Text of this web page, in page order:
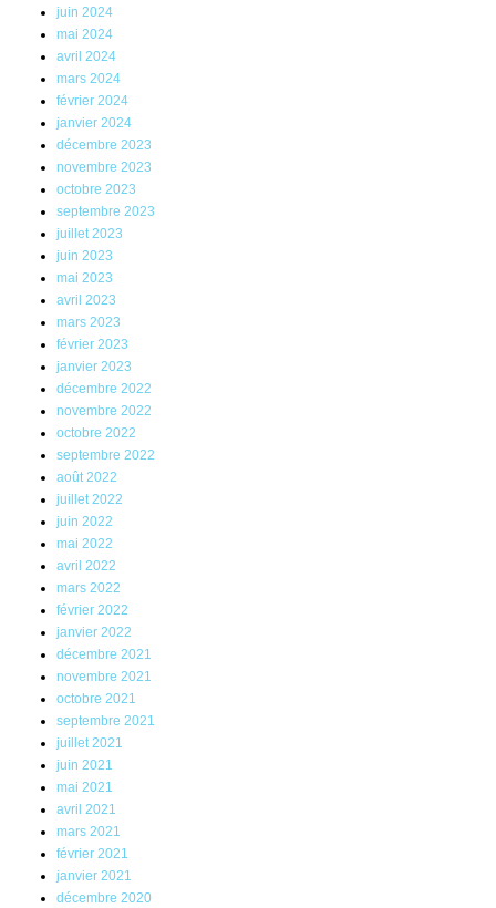
juin 2024
mai 2024
avril 2024
mars 2024
février 2024
janvier 2024
décembre 2023
novembre 2023
octobre 2023
septembre 2023
juillet 2023
juin 2023
mai 2023
avril 2023
mars 2023
février 2023
janvier 2023
décembre 2022
novembre 2022
octobre 2022
septembre 2022
août 2022
juillet 2022
juin 2022
mai 2022
avril 2022
mars 2022
février 2022
janvier 2022
décembre 2021
novembre 2021
octobre 2021
septembre 2021
juillet 2021
juin 2021
mai 2021
avril 2021
mars 2021
février 2021
janvier 2021
décembre 2020